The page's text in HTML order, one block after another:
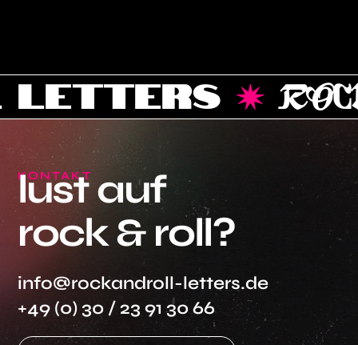
KONTAKT
lustauf
rock& roll?
info@rockandroll-letters.de
+49 (0) 30 / 23 91 30 66